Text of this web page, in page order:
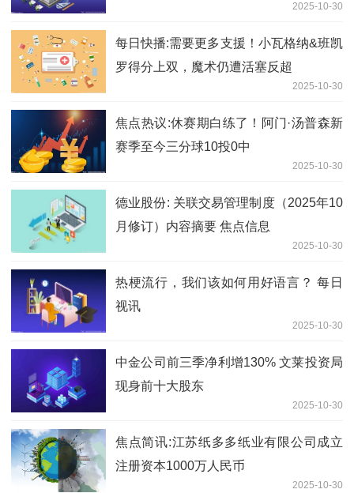
2025-10-30
每日快播:需要更多支援！小瓦格纳&班凯
罗得分上双，魔术仍遭活塞反超
2025-10-30
焦点热议:休赛期白练了！阿门·汤普森新
赛季至今三分球10投0中
2025-10-30
德业股份: 关联交易管理制度（2025年10
月修订）内容摘要 焦点信息
2025-10-30
热梗流行，我们该如何用好语言？ 每日
视讯
2025-10-30
中金公司前三季净利增130% 文莱投资局
现身前十大股东
2025-10-30
焦点简讯:江苏纸多多纸业有限公司成立
注册资本1000万人民币
2025-10-30